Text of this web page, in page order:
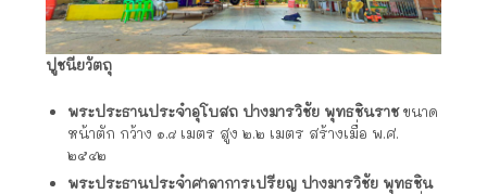
ปูชนียวัตถุ
พระประธานประจำอุโบสถ ปางมารวิชัย พุทธชินราชขนาด
หน้าตัก กว้าง ๑.๘ เมตร สูง ๒.๒ เมตร สร้างเมื่อ พ.ศ.
๒๕๔๒
พระประธานประจำศาลาการเปรียญ ปางมารวิชัย พุทธชิน